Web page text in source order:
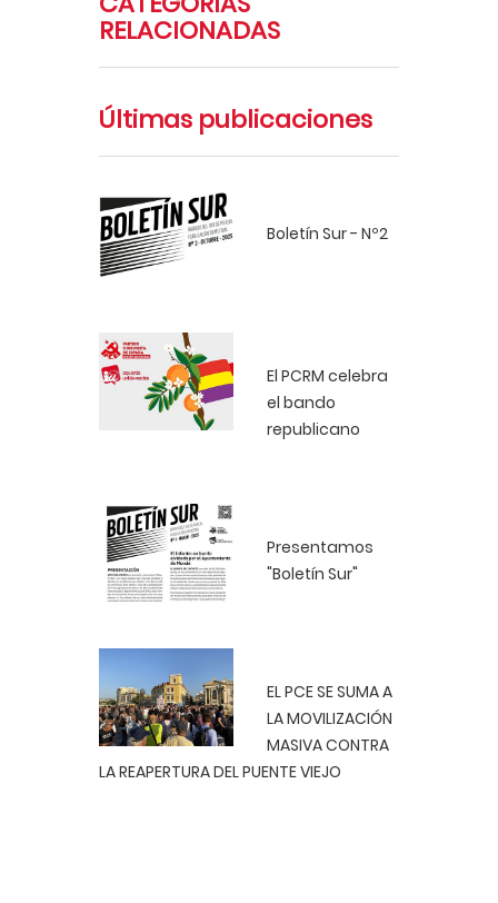
RELACIONADAS
Últimas publicaciones
Boletín Sur - Nº2
El PCRM celebra
el bando
republicano
Presentamos
"Boletín Sur"
EL PCE SE SUMA A
LA MOVILIZACIÓN
MASIVA CONTRA
LA REAPERTURA DEL PUENTE VIEJO